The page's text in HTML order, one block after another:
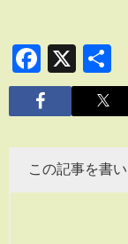
X
この記事を書い